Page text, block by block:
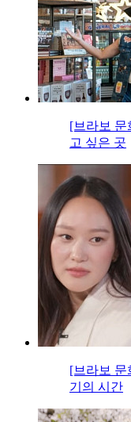
[브라보 문
고 싶은 곳
[브라보 문
기의 시간